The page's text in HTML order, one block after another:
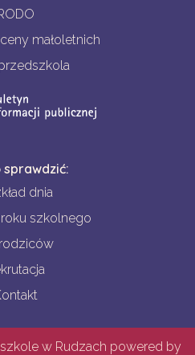
małoletnich
dnia
szkolnego
w Rudzach powered by